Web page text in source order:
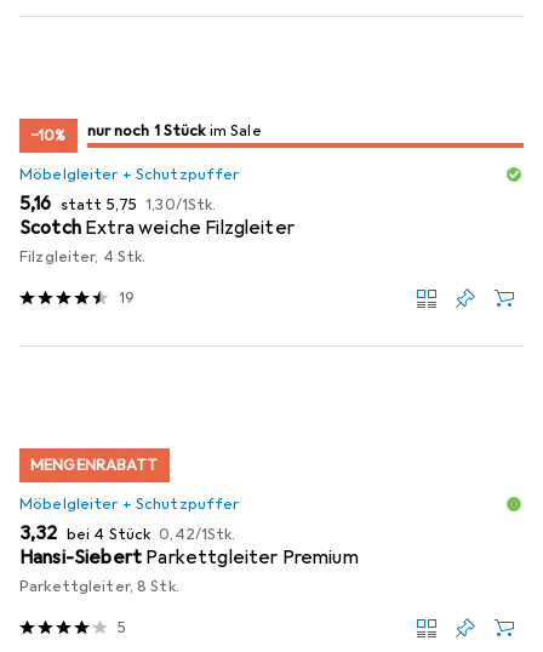
−10% noch 1 Stückim Sale
nur noch 1 Stück im Sale
Möbelgleiter + Schutzpuffer
EUR
5,16 statt EUR
5,75 EUR
1,30/1Stk.
Scotch Extra weiche Filzgleiter
Filzgleiter, 4 Stk.
19
MENGENRABATT
Möbelgleiter + Schutzpuffer
EUR
3,32 bei 4 Stück EUR
0,42/1Stk.
Hansi-Siebert Parkettgleiter Premium
Parkettgleiter, 8 Stk.
5